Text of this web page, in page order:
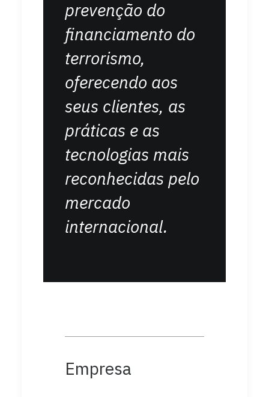
prevenção do
financiamento do
terrorismo,
oferecendo aos
seus clientes, as
práticas e as
tecnologias mais
reconhecidas pelo
mercado
internacional.
Empresa